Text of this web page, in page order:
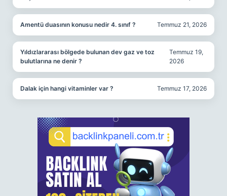
Amentü duasının konusu nedir 4. sınıf ? Temmuz 21, 2026
Yıldızlararası bölgede bulunan dev gaz ve toz
bulutlarına ne denir ?
Temmuz 19,
2026
Dalak için hangi vitaminler var ? Temmuz 17, 2026